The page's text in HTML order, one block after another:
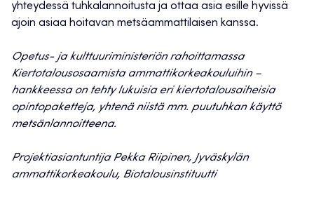
yhteydessä tuhkalannoitusta ja ottaa asia esille hyvissä
ajoin asiaa hoitavan metsäammattilaisen kanssa.
Opetus- ja kulttuuriministeriön rahoittamassa
Kiertotalousosaamista ammattikorkeakouluihin –
hankkeessa on tehty lukuisia eri kiertotalousaiheisia
opintopaketteja, yhtenä niistä mm. puutuhkan käyttö
metsänlannoitteena.
Projektiasiantuntija Pekka Riipinen, Jyväskylän
ammattikorkeakoulu, Biotalousinstituutti